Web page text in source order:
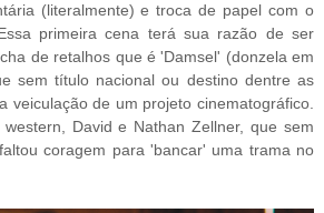
(literalmente) e troca de papel com o
primeira cena terá sua razão de ser
de retalhos que é 'Damsel' (donzela em
sem título nacional ou destino dentre as
veiculação de um projeto cinematográfico.
David e Nathan Zellner, que sem
coragem para 'bancar' uma trama no